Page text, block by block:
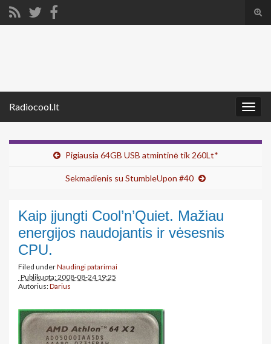
Radiocool.lt
Pigiausia 64GB USB atmintinė tik 260Lt*
Sekmadienis su StumbleUpon #40
Kaip įjungti Cool’n’Quiet. Mažiau
energijos naudojantis ir vėsesnis
CPU.
Filed underNaudingi patarimai
Publikuota: 2008-08-24 19:25
Autorius:Darius